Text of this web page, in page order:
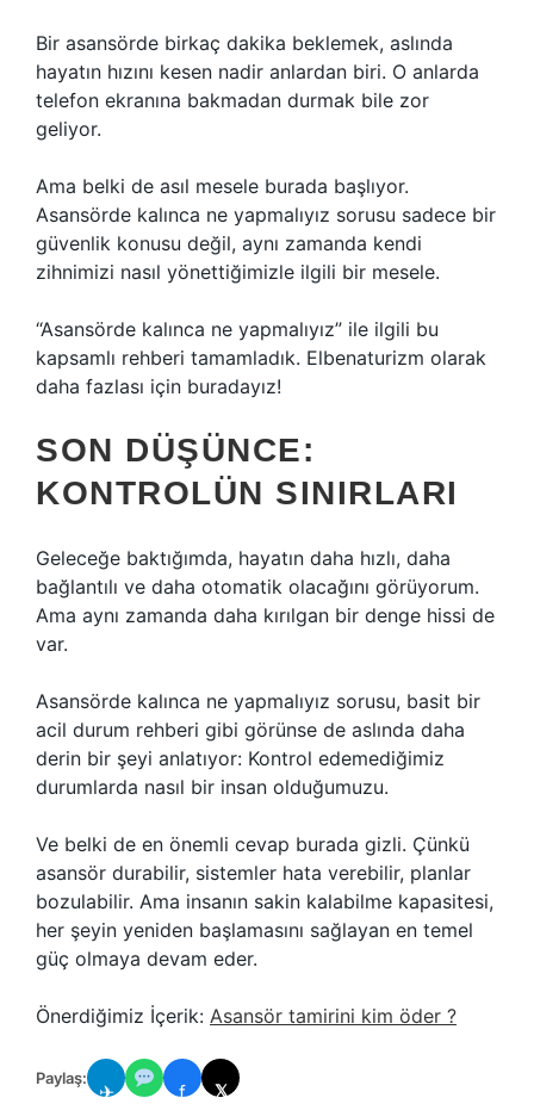
Bir asansörde birkaç dakika beklemek, aslında
hayatın hızını kesen nadir anlardan biri. O anlarda
telefon ekranına bakmadan durmak bile zor
geliyor.
Ama belki de asıl mesele burada başlıyor.
Asansörde kalınca ne yapmalıyız sorusu sadece bir
güvenlik konusu değil, aynı zamanda kendi
zihnimizi nasıl yönettiğimizle ilgili bir mesele.
“Asansörde kalınca ne yapmalıyız” ile ilgili bu
kapsamlı rehberi tamamladık. Elbenaturizm olarak
daha fazlası için buradayız!
SON DÜŞÜNCE:
KONTROLÜN SINIRLARI
Geleceğe baktığımda, hayatın daha hızlı, daha
bağlantılı ve daha otomatik olacağını görüyorum.
Ama aynı zamanda daha kırılgan bir denge hissi de
var.
Asansörde kalınca ne yapmalıyız sorusu, basit bir
acil durum rehberi gibi görünse de aslında daha
derin bir şeyi anlatıyor: Kontrol edemediğimiz
durumlarda nasıl bir insan olduğumuzu.
Ve belki de en önemli cevap burada gizli. Çünkü
asansör durabilir, sistemler hata verebilir, planlar
bozulabilir. Ama insanın sakin kalabilme kapasitesi,
her şeyin yeniden başlamasını sağlayan en temel
güç olmaya devam eder.
Önerdiğimiz İçerik: Asansör tamirini kim öder ?
Paylaş:
✈ f 𝕏